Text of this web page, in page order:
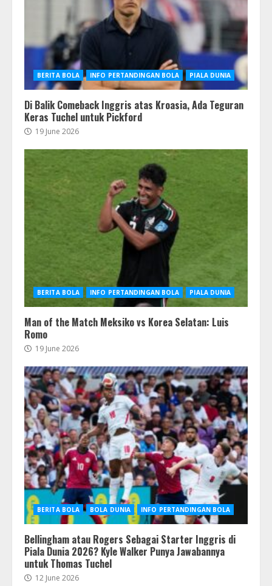
BERITA BOLA INFO PERTANDINGAN BOLA PIALA DUNIA
Di Balik Comeback Inggris atas Kroasia, Ada Teguran
Keras Tuchel untuk Pickford
19 June 2026
BERITA BOLA INFO PERTANDINGAN BOLA PIALA DUNIA
Man of the Match Meksiko vs Korea Selatan: Luis
Romo
19 June 2026
BERITA BOLA BOLA DUNIA INFO PERTANDINGAN BOLA
Bellingham atau Rogers Sebagai Starter Inggris di
Piala Dunia 2026? Kyle Walker Punya Jawabannya
untuk Thomas Tuchel
12 June 2026